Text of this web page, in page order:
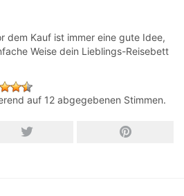
dem Kauf ist immer eine gute Idee,
Weise dein Lieblings-Reisebett
auf 12 abgegebenen Stimmen.